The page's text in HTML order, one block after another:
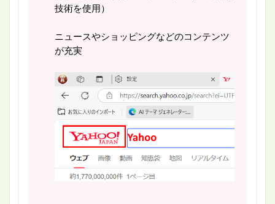
技術を使用）
ニュースやショッピングなどのコンテンツ
が充実